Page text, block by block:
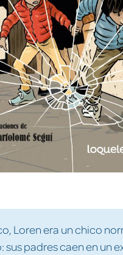
Loren era un chico
sus padres caen en un